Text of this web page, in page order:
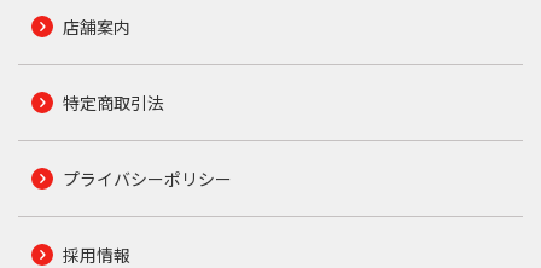
店舗案内
特定商取引法
プライバシーポリシー
採用情報